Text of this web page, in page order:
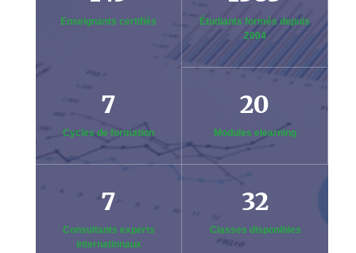
Enseignants certifiés
Étudiants formés depuis
2004
7
Cycles de formation
20
Modules elearning
7
Consultants experts
internationaux
32
Classes disponibles